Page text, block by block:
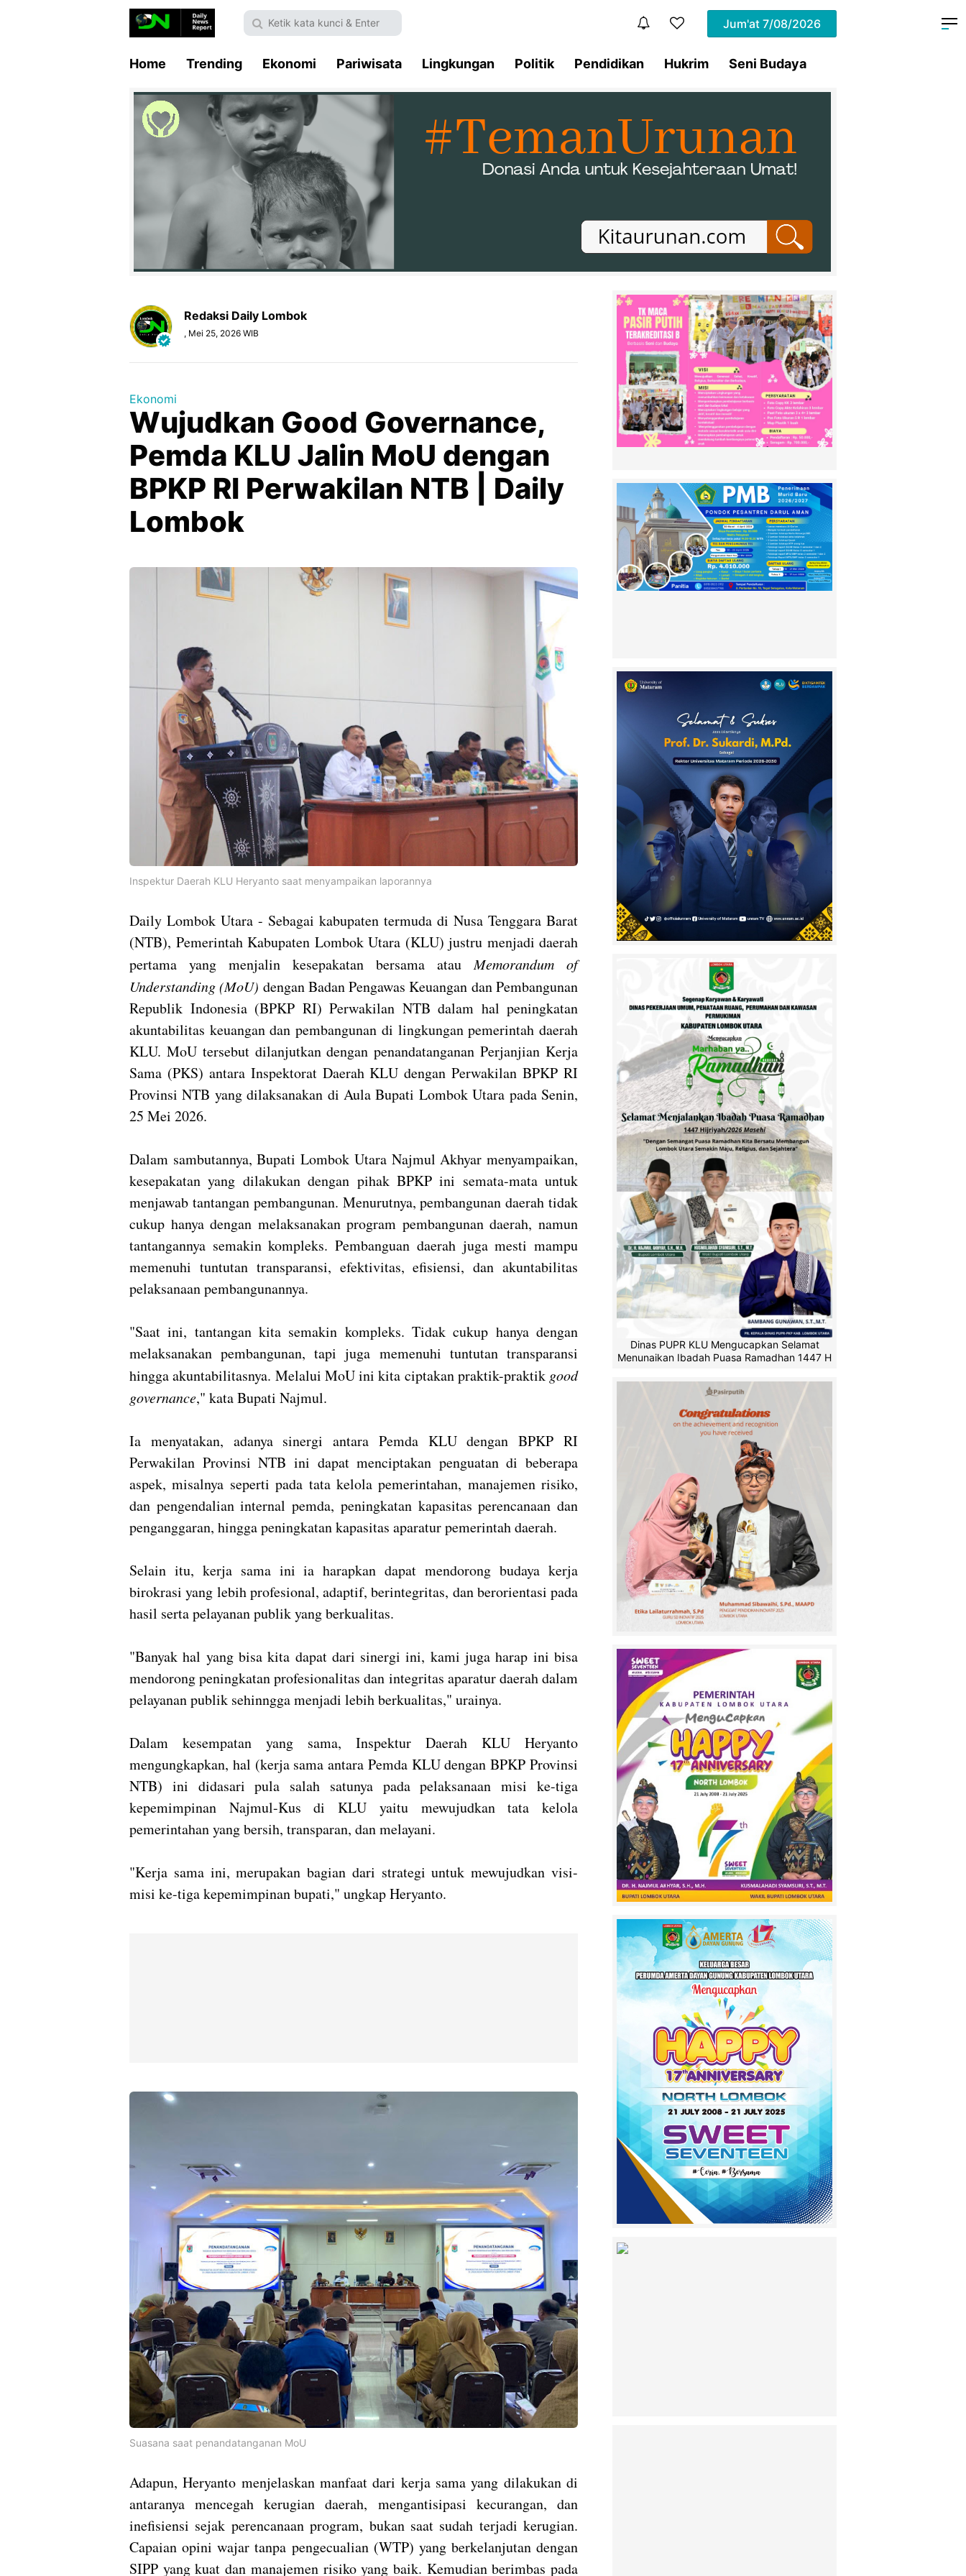
Jum'at 7/08/2026
Home Trending Ekonomi Pariwisata Lingkungan Politik Pendidikan Hukrim Seni Budaya
Redaksi Daily Lombok
, Mei 25, 2026 WIB
Ekonomi
Wujudkan Good Governance,
Pemda KLU Jalin MoU dengan
BPKP RI Perwakilan NTB | Daily
Lombok
Inspektur Daerah KLU Heryanto saat menyampaikan laporannya
Daily Lombok Utara - Sebagai kabupaten termuda di Nusa Tenggara Barat
(NTB), Pemerintah Kabupaten Lombok Utara (KLU) justru menjadi daerah
pertama yang menjalin kesepakatan bersama atauMemorandum of
Understanding (MoU) dengan Badan Pengawas Keuangan dan Pembangunan
Republik Indonesia (BPKP RI) Perwakilan NTB dalam hal peningkatan
akuntabilitas keuangan dan pembangunan di lingkungan pemerintah daerah
KLU. MoU tersebut dilanjutkan dengan penandatanganan Perjanjian Kerja
Sama (PKS) antara Inspektorat Daerah KLU dengan Perwakilan BPKP RI
Provinsi NTB yang dilaksanakan di Aula Bupati Lombok Utara pada Senin,
25 Mei 2026.
Dalam sambutannya, Bupati Lombok Utara Najmul Akhyar menyampaikan,
kesepakatan yang dilakukan dengan pihak BPKP ini semata-mata untuk
menjawab tantangan pembangunan. Menurutnya, pembangunan daerah tidak
cukup hanya dengan melaksanakan program pembangunan daerah, namun
tantangannya semakin kompleks. Pembanguan daerah juga mesti mampu
memenuhi tuntutan transparansi, efektivitas, efisiensi, dan akuntabilitas
pelaksanaan pembangunannya.
"Saat ini, tantangan kita semakin kompleks. Tidak cukup hanya dengan
melaksanakan pembangunan, tapi juga memenuhi tuntutan transparansi
hingga akuntabilitasnya. Melalui MoU ini kita ciptakan praktik-praktik good
governance," kata Bupati Najmul.
Ia menyatakan, adanya sinergi antara Pemda KLU dengan BPKP RI
Perwakilan Provinsi NTB ini dapat menciptakan penguatan di beberapa
aspek, misalnya seperti pada tata kelola pemerintahan, manajemen risiko,
dan pengendalian internal pemda, peningkatan kapasitas perencanaan dan
penganggaran, hingga peningkatan kapasitas aparatur pemerintah daerah.
Selain itu, kerja sama ini ia harapkan dapat mendorong budaya kerja
birokrasi yang lebih profesional, adaptif, berintegritas, dan berorientasi pada
hasil serta pelayanan publik yang berkualitas.
"Banyak hal yang bisa kita dapat dari sinergi ini, kami juga harap ini bisa
mendorong peningkatan profesionalitas dan integritas aparatur daerah dalam
pelayanan publik sehinngga menjadi lebih berkualitas," urainya.
Dalam kesempatan yang sama, Inspektur Daerah KLU Heryanto
mengungkapkan, hal (kerja sama antara Pemda KLU dengan BPKP Provinsi
NTB) ini didasari pula salah satunya pada pelaksanaan misi ke-tiga
kepemimpinan Najmul-Kus di KLU yaitu mewujudkan tata kelola
pemerintahan yang bersih, transparan, dan melayani.
"Kerja sama ini, merupakan bagian dari strategi untuk mewujudkan visi-
misi ke-tiga kepemimpinan bupati," ungkap Heryanto.
Suasana saat penandatanganan MoU
Adapun, Heryanto menjelaskan manfaat dari kerja sama yang dilakukan di
antaranya mencegah kerugian daerah, mengantisipasi kecurangan, dan
inefisiensi sejak perencanaan program, bukan saat sudah terjadi kerugian.
Capaian opini wajar tanpa pengecualian (WTP) yang berkelanjutan dengan
SIPP yang kuat dan manajemen risiko yang baik. Kemudian berimbas pada
Dinas PUPR KLU Mengucapkan Selamat
Menunaikan Ibadah Puasa Ramadhan 1447 H